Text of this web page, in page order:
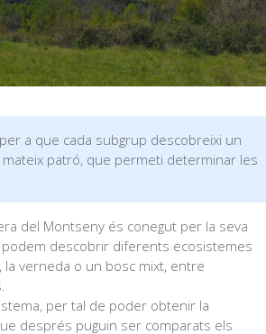
a que cada subgrup descobreixi un
patró, que permeti determinar les
del Montseny és conegut per la seva
descobrir diferents ecosistemes
la verneda o un bosc mixt, entre
per tal de poder obtenir la
després puguin ser comparats els